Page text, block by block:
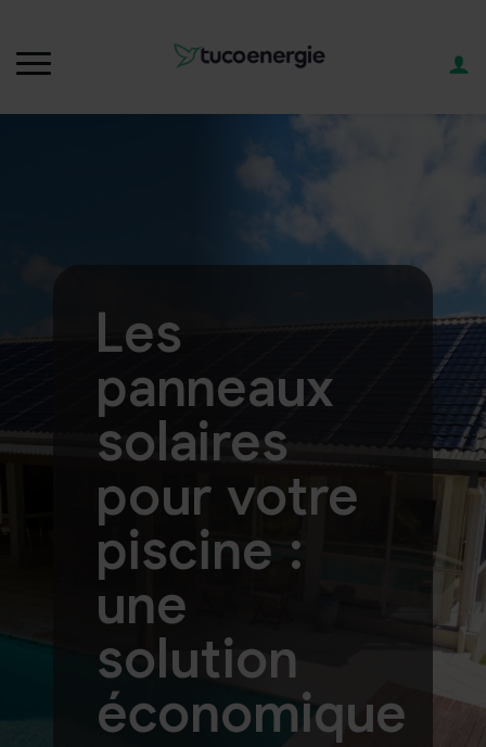
Les
panneaux
solaires
pour votre
piscine :
une
solution
économique